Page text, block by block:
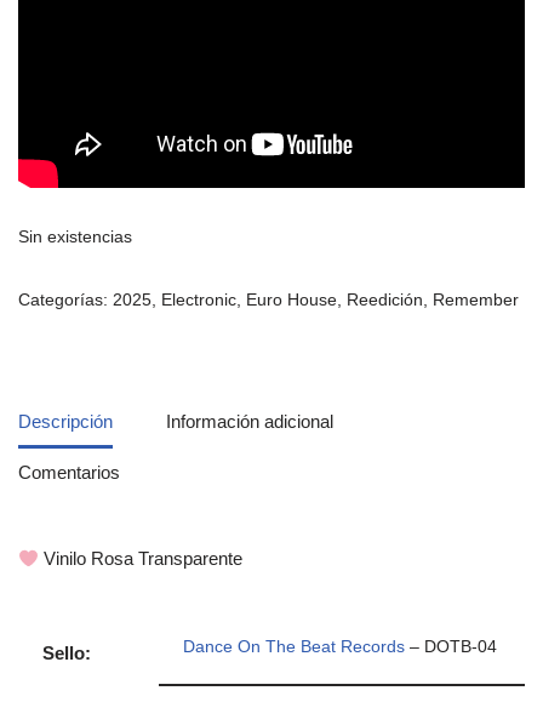
Sin existencias
Categorías: 2025, Electronic, Euro House, Reedición, Remember
Descripción Información adicional
Comentarios
Vinilo Rosa Transparente
Sello: Dance On The Beat Records – DOTB-04